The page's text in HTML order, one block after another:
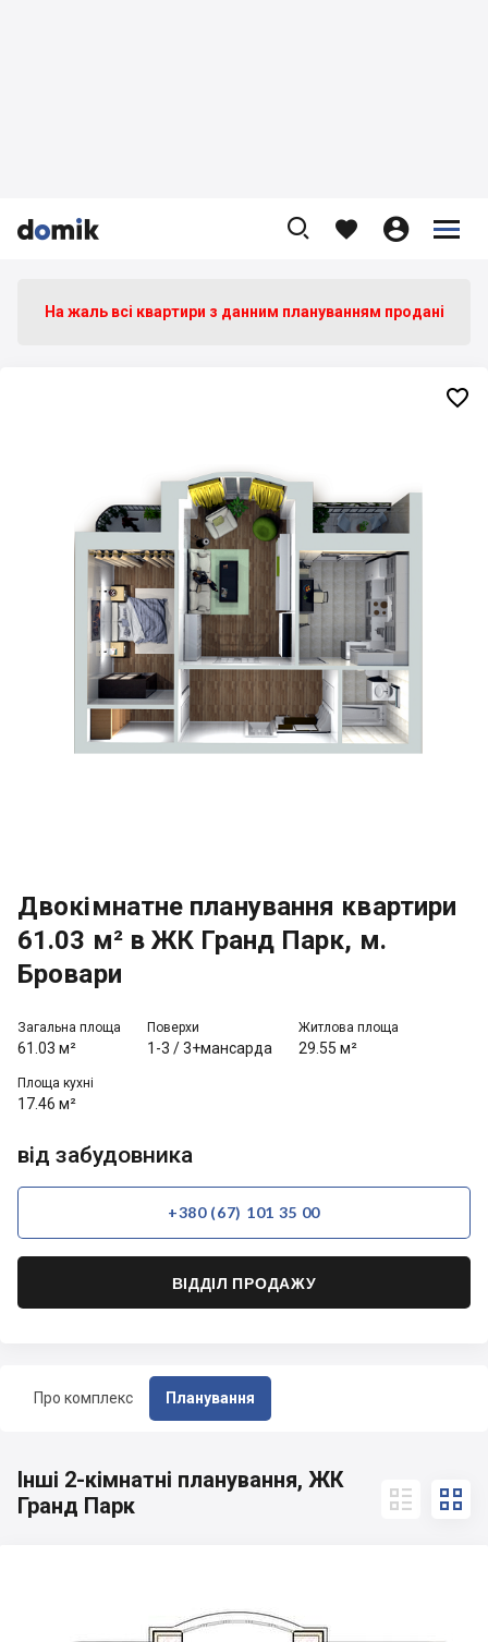


    


Про комплекс Планування
На жаль всі квартири з данним плануванням продані
Двокімнатне планування квартири
61.03 м² в ЖК Гранд Парк, м.
Бровари
Загальна площа
61.03 м²
Поверхи
1-3 /3+мансарда
Житлова площа
29.55 м²
Площа кухні
17.46 м²
від забудовника
+380 (67) 101 35 00
ВІДДІЛ ПРОДАЖУ

Інші 2-кімнатні планування, ЖК
Гранд Парк
 